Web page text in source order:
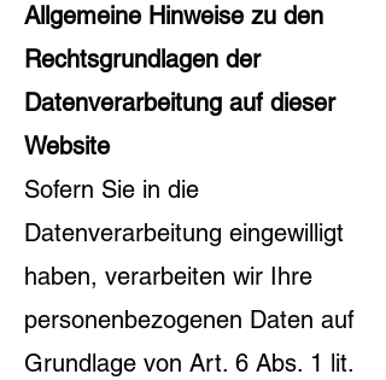
Allgemeine Hinweise zu den
Rechtsgrundlagen der
Datenverarbeitung auf dieser
Website
Sofern Sie in die
Datenverarbeitung eingewilligt
haben, verarbeiten wir Ihre
personenbezogenen Daten auf
Grundlage von Art. 6 Abs. 1 lit.